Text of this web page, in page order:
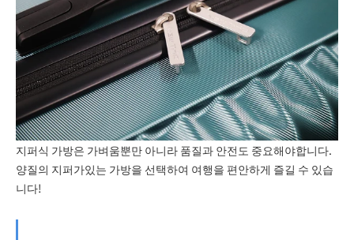
지퍼식 가방은 가벼움뿐만 아니라 품질과 안전도 중요해야합니다.
양질의 지퍼가있는 가방을 선택하여 여행을 편안하게 즐길 수 있습
니다!